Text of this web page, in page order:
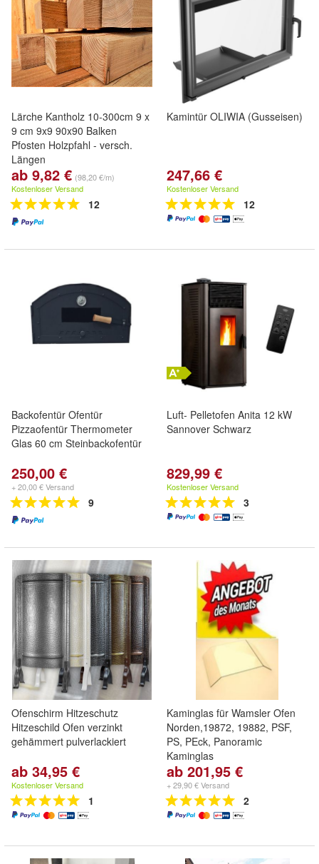
Lärche Kantholz 10-300cm 9 x
9 cm 9x9 90x90 Balken
Pfosten Holzpfahl - versch.
Längen
ab 9,82 € (98,20 €/m)
Kostenloser Versand
12
Kamintür OLIWIA (Gusseisen)
247,66 €
Kostenloser Versand
12
Backofentür Ofentür
Pizzaofentür Thermometer
Glas 60 cm Steinbackofentür
250,00 €
+ 20,00 € Versand
9
Luft- Pelletofen Anita 12 kW
Sannover Schwarz
829,99 €
Kostenloser Versand
3
Ofenschirm Hitzeschutz
Hitzeschild Ofen verzinkt
gehämmert pulverlackiert
ab 34,95 €
Kostenloser Versand
1
Kaminglas für Wamsler Ofen
Norden,19872, 19882, PSF,
PS, PEck, Panoramic
Kaminglas
ab 201,95 €
+ 29,90 € Versand
2